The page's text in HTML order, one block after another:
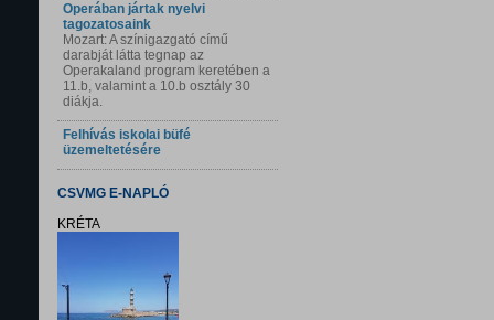
Operában jártak nyelvi
tagozatosaink
Mozart: A színigazgató című
darabját látta tegnap az
Operakaland program keretében a
11.b, valamint a 10.b osztály 30
diákja.
Felhívás iskolai büfé
üzemeltetésére
CSVMG E-NAPLÓ
KRÉTA